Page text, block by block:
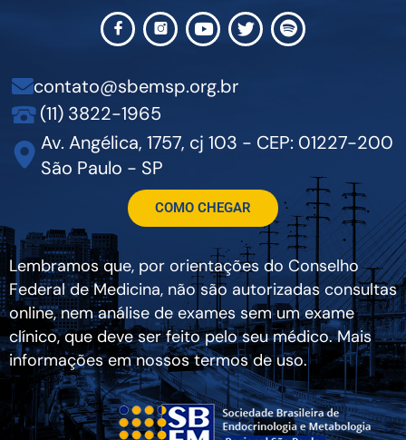
contato@sbemsp.org.br
(11) 3822-1965
Av. Angélica, 1757, cj 103 - CEP: 01227-200
São Paulo - SP
COMO CHEGAR
Lembramos que, por orientações do Conselho
Federal de Medicina, não são autorizadas consultas
online, nem análise de exames sem um exame
clínico, que deve ser feito pelo seu médico. Mais
informações em nossos termos de uso.